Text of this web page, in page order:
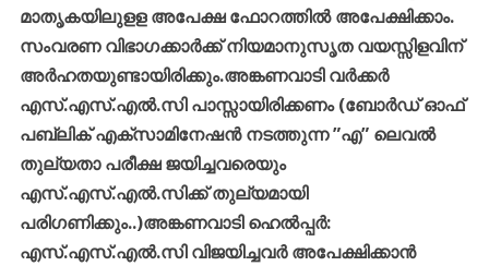
മാതൃകയിലുളള അപേക്ഷ ഫോറത്തില്‍ അപേക്ഷിക്കാം.
സംവരണ വിഭാഗക്കാര്‍ക്ക്നിയമാനുസൃത വയസ്സിളവിന്
അര്‍ഹതയുണ്ടായിരിക്കും.അങ്കണവാടി വര്‍ക്കര്‍
എസ്.എസ്.എല്‍.സി പാസ്സായിരിക്കണം(ബോര്‍ഡ്ഓഫ്
പബ്ലിക്എക്സാമിനേഷന്‍ നടത്തുന്ന”എ” ലെവല്‍
തുല്യതാ പരീക്ഷ ജയിച്ചവരെയും
എസ്.എസ്.എല്‍.സിക്ക്തുല്യമായി
പരിഗണിക്കും..)അങ്കണവാടി ഹെല്‍പ്പര്‍:
എസ്.എസ്.എല്‍.സി വിജയിച്ചവര്‍ അപേക്ഷിക്കാന്‍